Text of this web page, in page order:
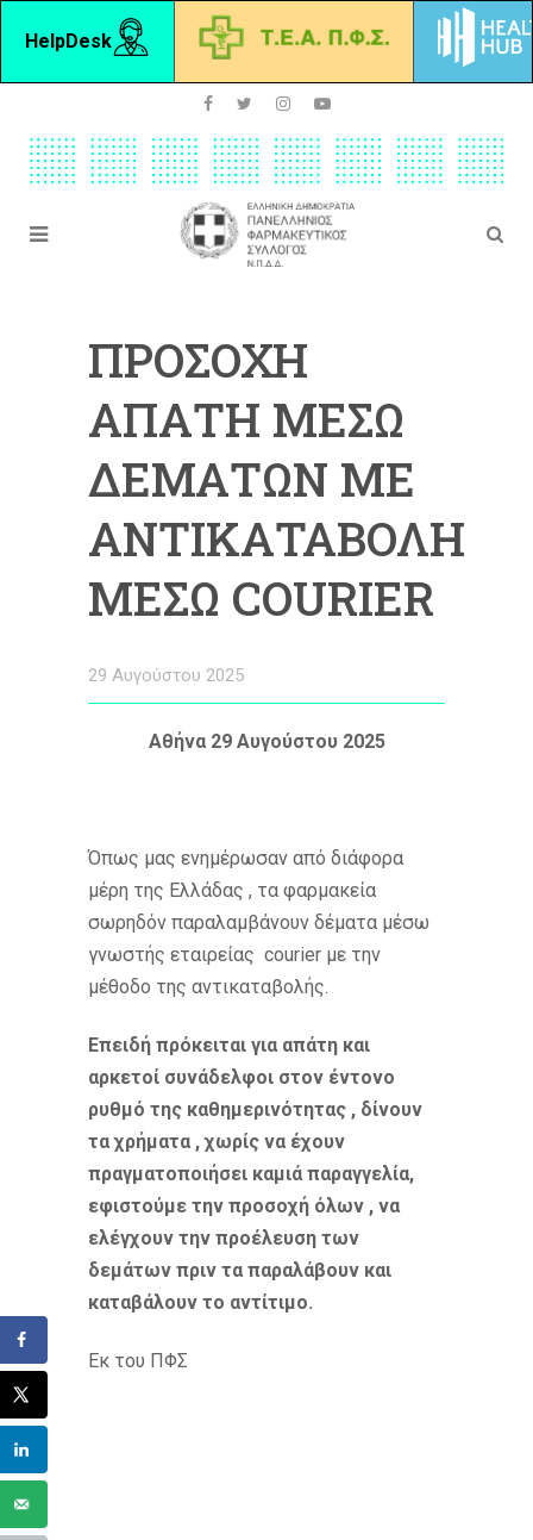
HelpDesk
ΠΡΟΣΟΧΗ
ΑΠΑΤΗ ΜΕΣΩ
ΔΕΜΑΤΩΝ ΜΕ
ΑΝΤΙΚΑΤΑΒΟΛΗ
ΜΕΣΩ COURIER
29 Αυγούστου 2025
Αθήνα 29 Αυγούστου 2025
Όπως μας ενημέρωσαν από διάφορα
μέρη της Ελλάδας , τα φαρμακεία
σωρηδόν παραλαμβάνουν δέματα μέσω
γνωστής εταιρείας courier με την
μέθοδο της αντικαταβολής.
Επειδή πρόκειται για απάτη και
αρκετοί συνάδελφοι στον έντονο
ρυθμό της καθημερινότητας , δίνουν
τα χρήματα , χωρίς να έχουν
πραγματοποιήσει καμιά παραγγελία,
εφιστούμε την προσοχή όλων , να
ελέγχουν την προέλευση των
δεμάτων πριν τα παραλάβουν και
καταβάλουν το αντίτιμο.
Εκ του ΠΦΣ